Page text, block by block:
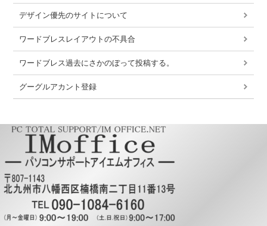
デザイン優先のサイトについて
ワードブレスレイアウトの不具合
ワードブレス過去にさかのぼって投稿する。
グーグルアカント登録